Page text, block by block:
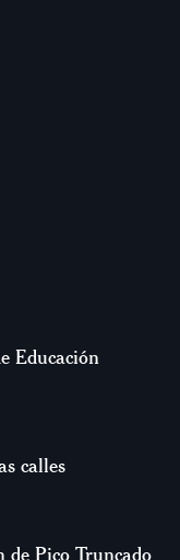
Educación
calles
de Pico Truncado